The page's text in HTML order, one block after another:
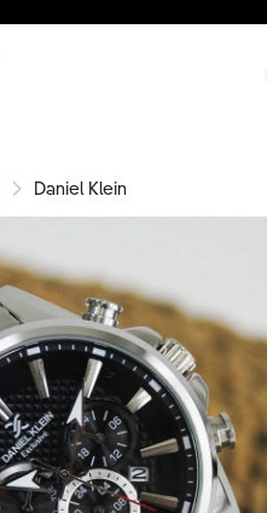
Daniel Klein